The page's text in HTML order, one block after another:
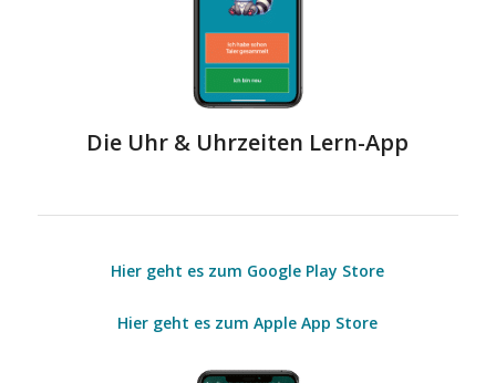
Die Uhr & Uhrzeiten Lern-App
Hier geht es zum Google Play Store
Hier geht es zum Apple App Store